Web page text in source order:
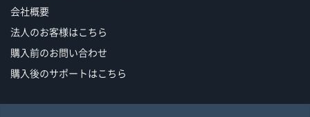
会社概要
法人のお客様はこちら
購入前のお問い合わせ
購入後のサポートはこちら